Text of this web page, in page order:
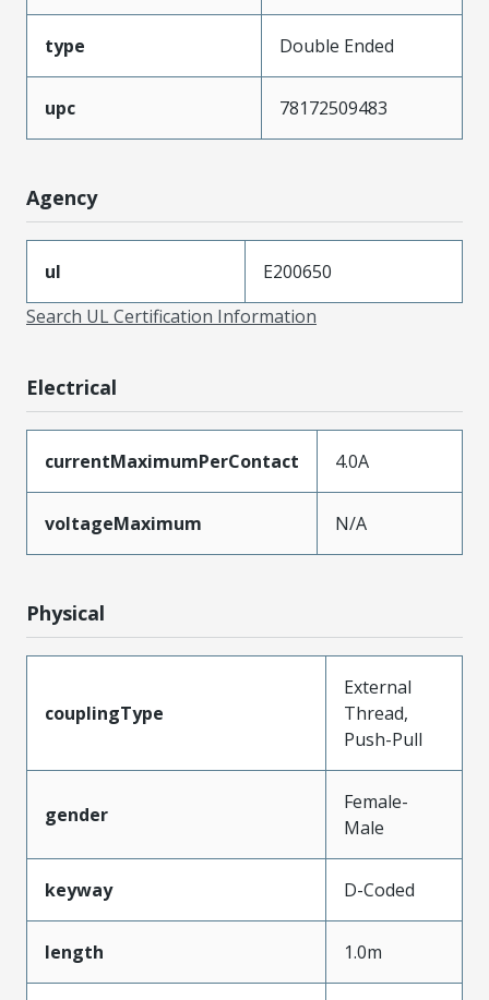
type Double Ended
upc 78172509483
Agency
ul
E200650
Search UL Certification Information
Electrical
currentMaximumPerContact 4.0A
voltageMaximum N/A
Physical
couplingType
External
Thread,
Push-Pull
gender
Female-
Male
keyway D-Coded
length 1.0m